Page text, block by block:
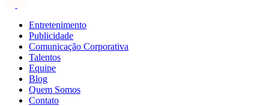
Entretenimento
Publicidade
Comunicação Corporativa
Talentos
Equipe
Blog
Quem Somos
Contato